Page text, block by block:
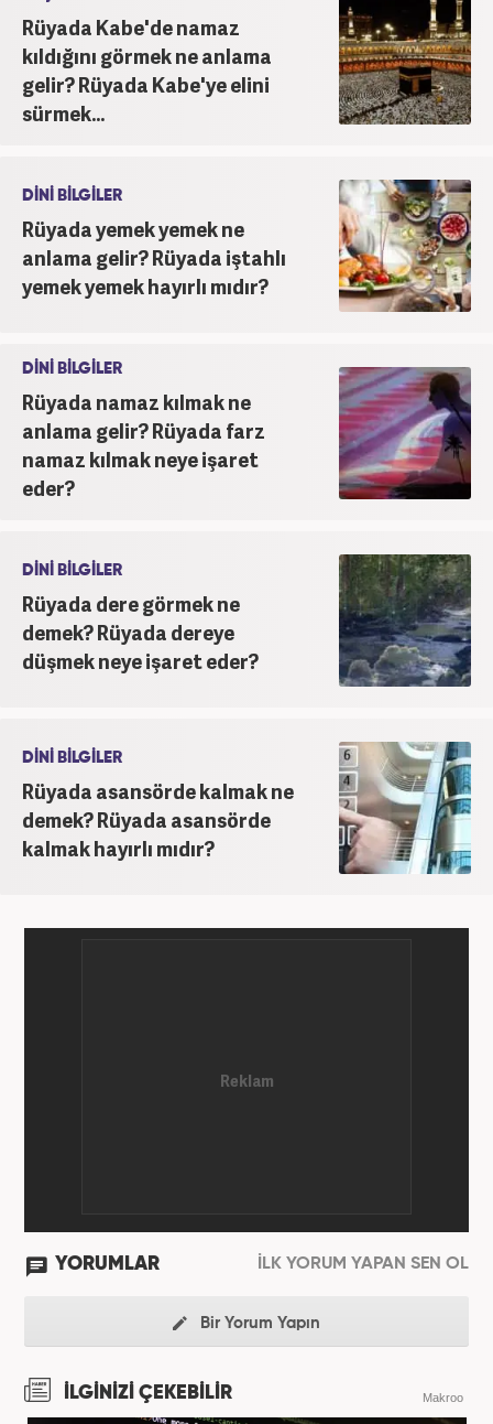
Rüyada Kabe'de namaz
kıldığını görmek ne anlama
gelir? Rüyada Kabe'ye elini
sürmek...
DİNİ BİLGİLER
Rüyada yemek yemek ne
anlama gelir? Rüyada iştahlı
yemek yemek hayırlı mıdır?
DİNİ BİLGİLER
Rüyada namaz kılmak ne
anlama gelir? Rüyada farz
namaz kılmak neye işaret
eder?
DİNİ BİLGİLER
Rüyada dere görmek ne
demek? Rüyada dereye
düşmek neye işaret eder?
DİNİ BİLGİLER
Rüyada asansörde kalmak ne
demek? Rüyada asansörde
kalmak hayırlı mıdır?
YORUMLAR İLK YORUM YAPAN SEN OL
Bir Yorum Yapın
İLGİNİZİ ÇEKEBİLİR Makroo